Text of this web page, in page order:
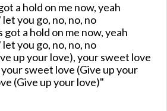
a hold on me now, yeah
you go, no, no, no
a hold on me now, yeah
you go, no, no, no
up your love), your sweet love
sweet love (Give up your
(Give up your love)"